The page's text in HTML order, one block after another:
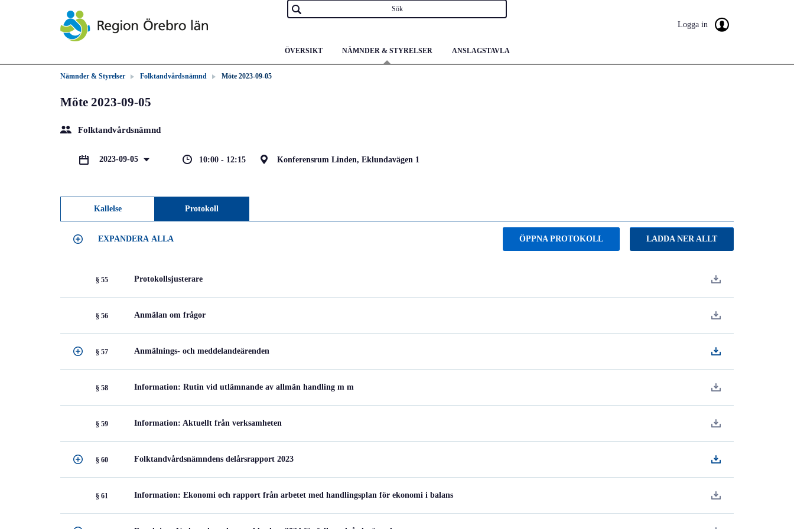
Logga in
ÖVERSIKT NÄMNDER & STYRELSER ANSLAGSTAVLA
Nämnder & Styrelser Folktandvårdsnämnd Möte 2023-09-05
Möte 2023-09-05
Folktandvårdsnämnd
2023-09-05 10:00 - 12:15 Konferensrum Linden, Eklundavägen 1
Kallelse Protokoll
EXPANDERA ALLA ÖPPNA PROTOKOLL LADDA NER ALLT
§ 55 Protokollsjusterare
§ 56 Anmälan om frågor
§ 57 Anmälnings- och meddelandeärenden
§ 58 Information: Rutin vid utlämnande av allmän handling m m
§ 59 Information: Aktuellt från verksamheten
§ 60 Folktandvårdsnämndens delårsrapport 2023
§ 61 Information: Ekonomi och rapport från arbetet med handlingsplan för ekonomi i balans